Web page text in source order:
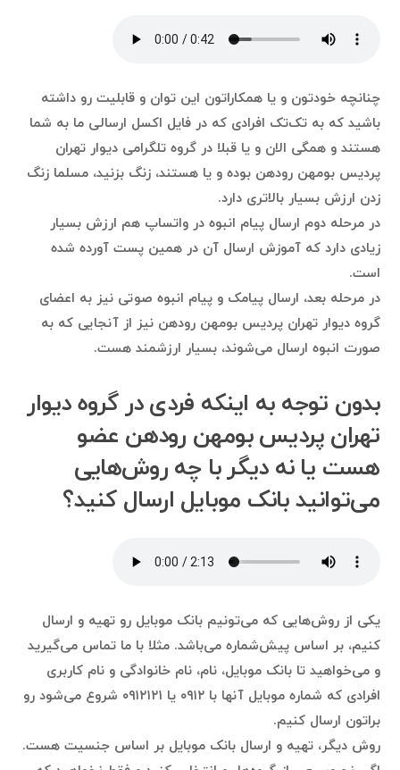
چنانچه خودتون و یا همکاراتون این توان و قابلیت رو داشته
باشید که به تک‌تک افرادی که در فایل اکسل ارسالی ما به شما
هستند و همگی الان و یا قبلا در گروه تلگرامی دیوار تهران
پردیس بومهن رودهن بوده و یا هستند، زنگ بزنید، مسلما زنگ
زدن ارزش بسیار بالاتری دارد.
در مرحله دوم ارسال پیام انبوه در واتساپ هم ارزش بسیار
زیادی دارد که آموزش ارسال آن در همین پست آورده شده
است.
در مرحله بعد، ارسال پیامک و پیام انبوه صوتی نیز به اعضای
گروه دیوار تهران پردیس بومهن رودهن نیز از آنجایی که به
صورت انبوه ارسال می‌شوند، بسیار ارزشمند هست.
بدون توجه به اینکه فردی در گروه دیوار
تهران پردیس بومهن رودهن عضو
هست یا نه دیگر با چه روش‌هایی
می‌توانید بانک موبایل ارسال کنید؟
یکی از روش‌هایی که می‌تونیم بانک موبایل رو تهیه و ارسال
کنیم، بر اساس پیش‌شماره می‌باشد. مثلا با ما تماس می‌گیرید
و می‌خواهید تا بانک موبایل، نام، نام خانوادگی و نام کاربری
افرادی که شماره موبایل آنها با ۰۹۱۲ یا ۰۹۱۲۱۲۱ شروع می‌شود رو
براتون ارسال کنیم.
روش دیگر، تهیه و ارسال بانک موبایل بر اساس جنسیت هست.